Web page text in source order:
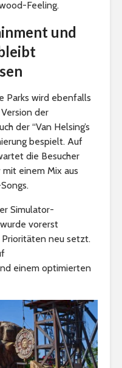
Feeling.
und
Parks wird ebenfalls
der
der “Van Helsing’s
bespielt. Auf
die Besucher
einem Mix aus
Simulator-
vorerst
Prioritäten neu setzt.
einem optimierten